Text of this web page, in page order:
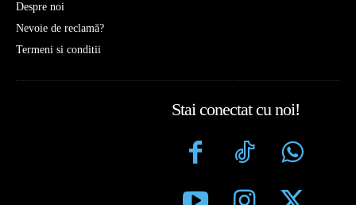
Despre noi
Nevoie de reclamă?
Termeni si conditii
Stai conectat cu noi!